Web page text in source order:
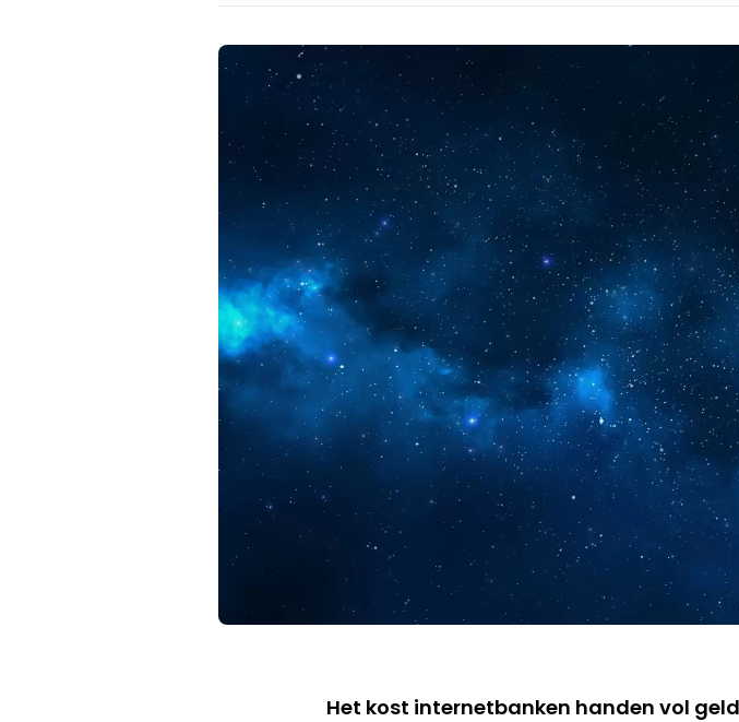
Het kost internetbanken handen vol